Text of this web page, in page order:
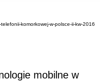
komorkowej-w-polsce-ii-kw-2016
mobilne w